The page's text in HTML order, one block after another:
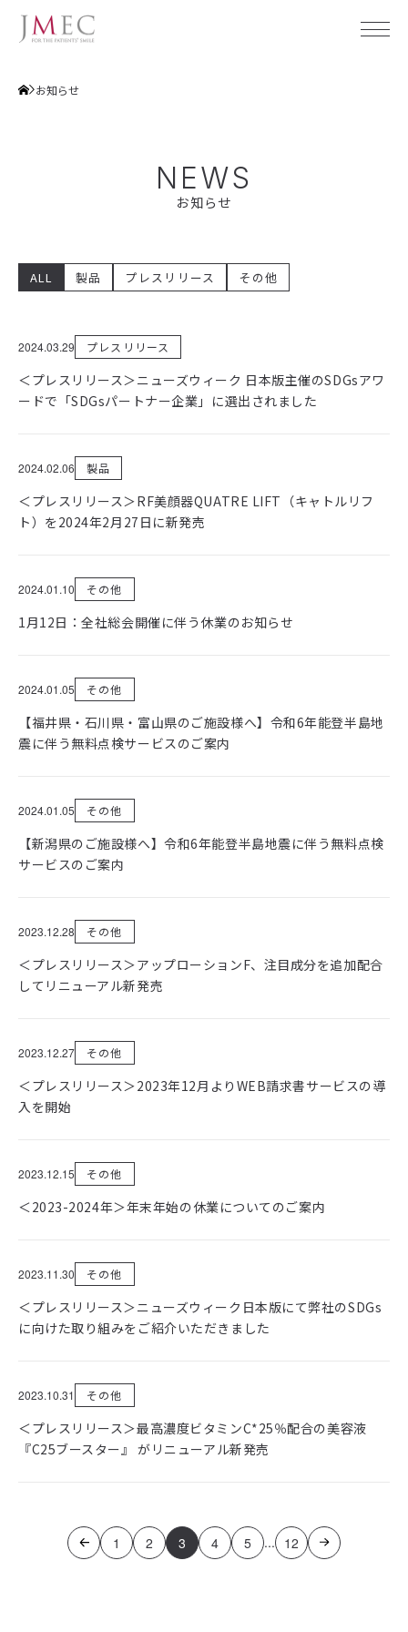
社会貢献活動
透明性ガイドライン
アクセス
拠点情報
デンタル
ホームケア
サポート
トータルサポート
製品
JMECのホームケア
JMEC be（ジェイメックビー）
はじめての美容医療
多汗症・ワキガ情報サイト
知りたい！紫外線治療
お知らせ
NEWS
お知らせ
ALL 製品 プレスリリース その他
2024.03.29 プレスリリース
＜プレスリリース＞ニューズウィーク 日本版主催のSDGsアワ
ードで「SDGsパートナー企業」に選出されました
2024.02.06 製品
＜プレスリリース＞RF美顔器QUATRE LIFT（キャトルリフ
ト）を2024年2月27日に新発売
2024.01.10 その他
1月12日：全社総会開催に伴う休業のお知らせ
2024.01.05 その他
【福井県・石川県・富山県のご施設様へ】令和6年能登半島地
震に伴う無料点検サービスのご案内
2024.01.05 その他
【新潟県のご施設様へ】令和6年能登半島地震に伴う無料点検
サービスのご案内
2023.12.28 その他
＜プレスリリース＞アップローションF、注目成分を追加配合
してリニューアル新発売
2023.12.27 その他
＜プレスリリース＞2023年12月よりWEB請求書サービスの導
入を開始
2023.12.15 その他
＜2023-2024年＞年末年始の休業についてのご案内
2023.11.30 その他
＜プレスリリース＞ニューズウィーク日本版にて弊社のSDGs
に向けた取り組みをご紹介いただきました
2023.10.31 その他
＜プレスリリース＞最高濃度ビタミンC*25％配合の美容液
『C25ブースター』 がリニューアル新発売
1 2 3 4 5 ... 12